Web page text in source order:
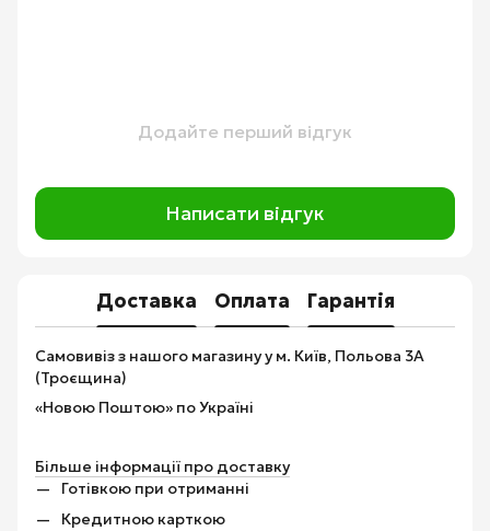
Додайте перший відгук
Написати відгук
Доставка Оплата Гарантія
Самовивіз з нашого магазину у м. Київ, Польова 3А
(Троєщина)
«Новою Поштою» по Україні
Більше інформації про доставку
Готівкою при отриманні
Кредитною карткою